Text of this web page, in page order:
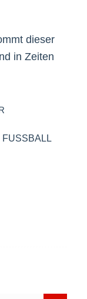
dieser
in Zeiten
FUSSBALL W